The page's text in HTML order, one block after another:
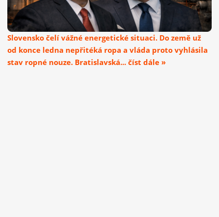
Slovensko čelí vážné energetické situaci. Do země už
od konce ledna nepřitéká ropa a vláda proto vyhlásila
stav ropné nouze. Bratislavská... číst dále »